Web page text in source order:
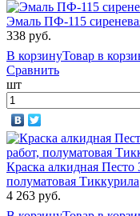
Эмаль ПФ-115
338 руб.
В корзинуТовар в
Сравнить
шт
Краска алкидная Песто
полуматовая Тиккурила
4 263 руб.